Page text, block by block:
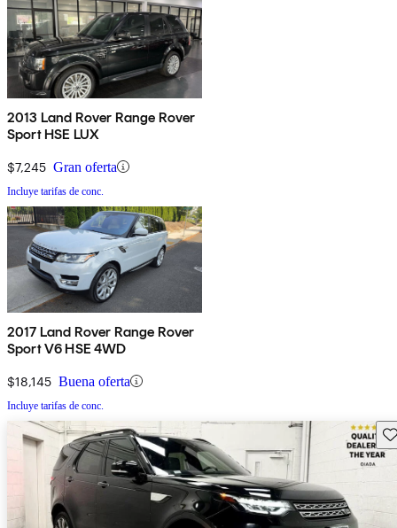
2013 Land Rover Range Rover
Sport HSE LUX
$7,245 Gran oferta
Incluye tarifas de conc.
2017 Land Rover Range Rover
Sport V6 HSE 4WD
$18,145 Buena oferta
Incluye tarifas de conc.